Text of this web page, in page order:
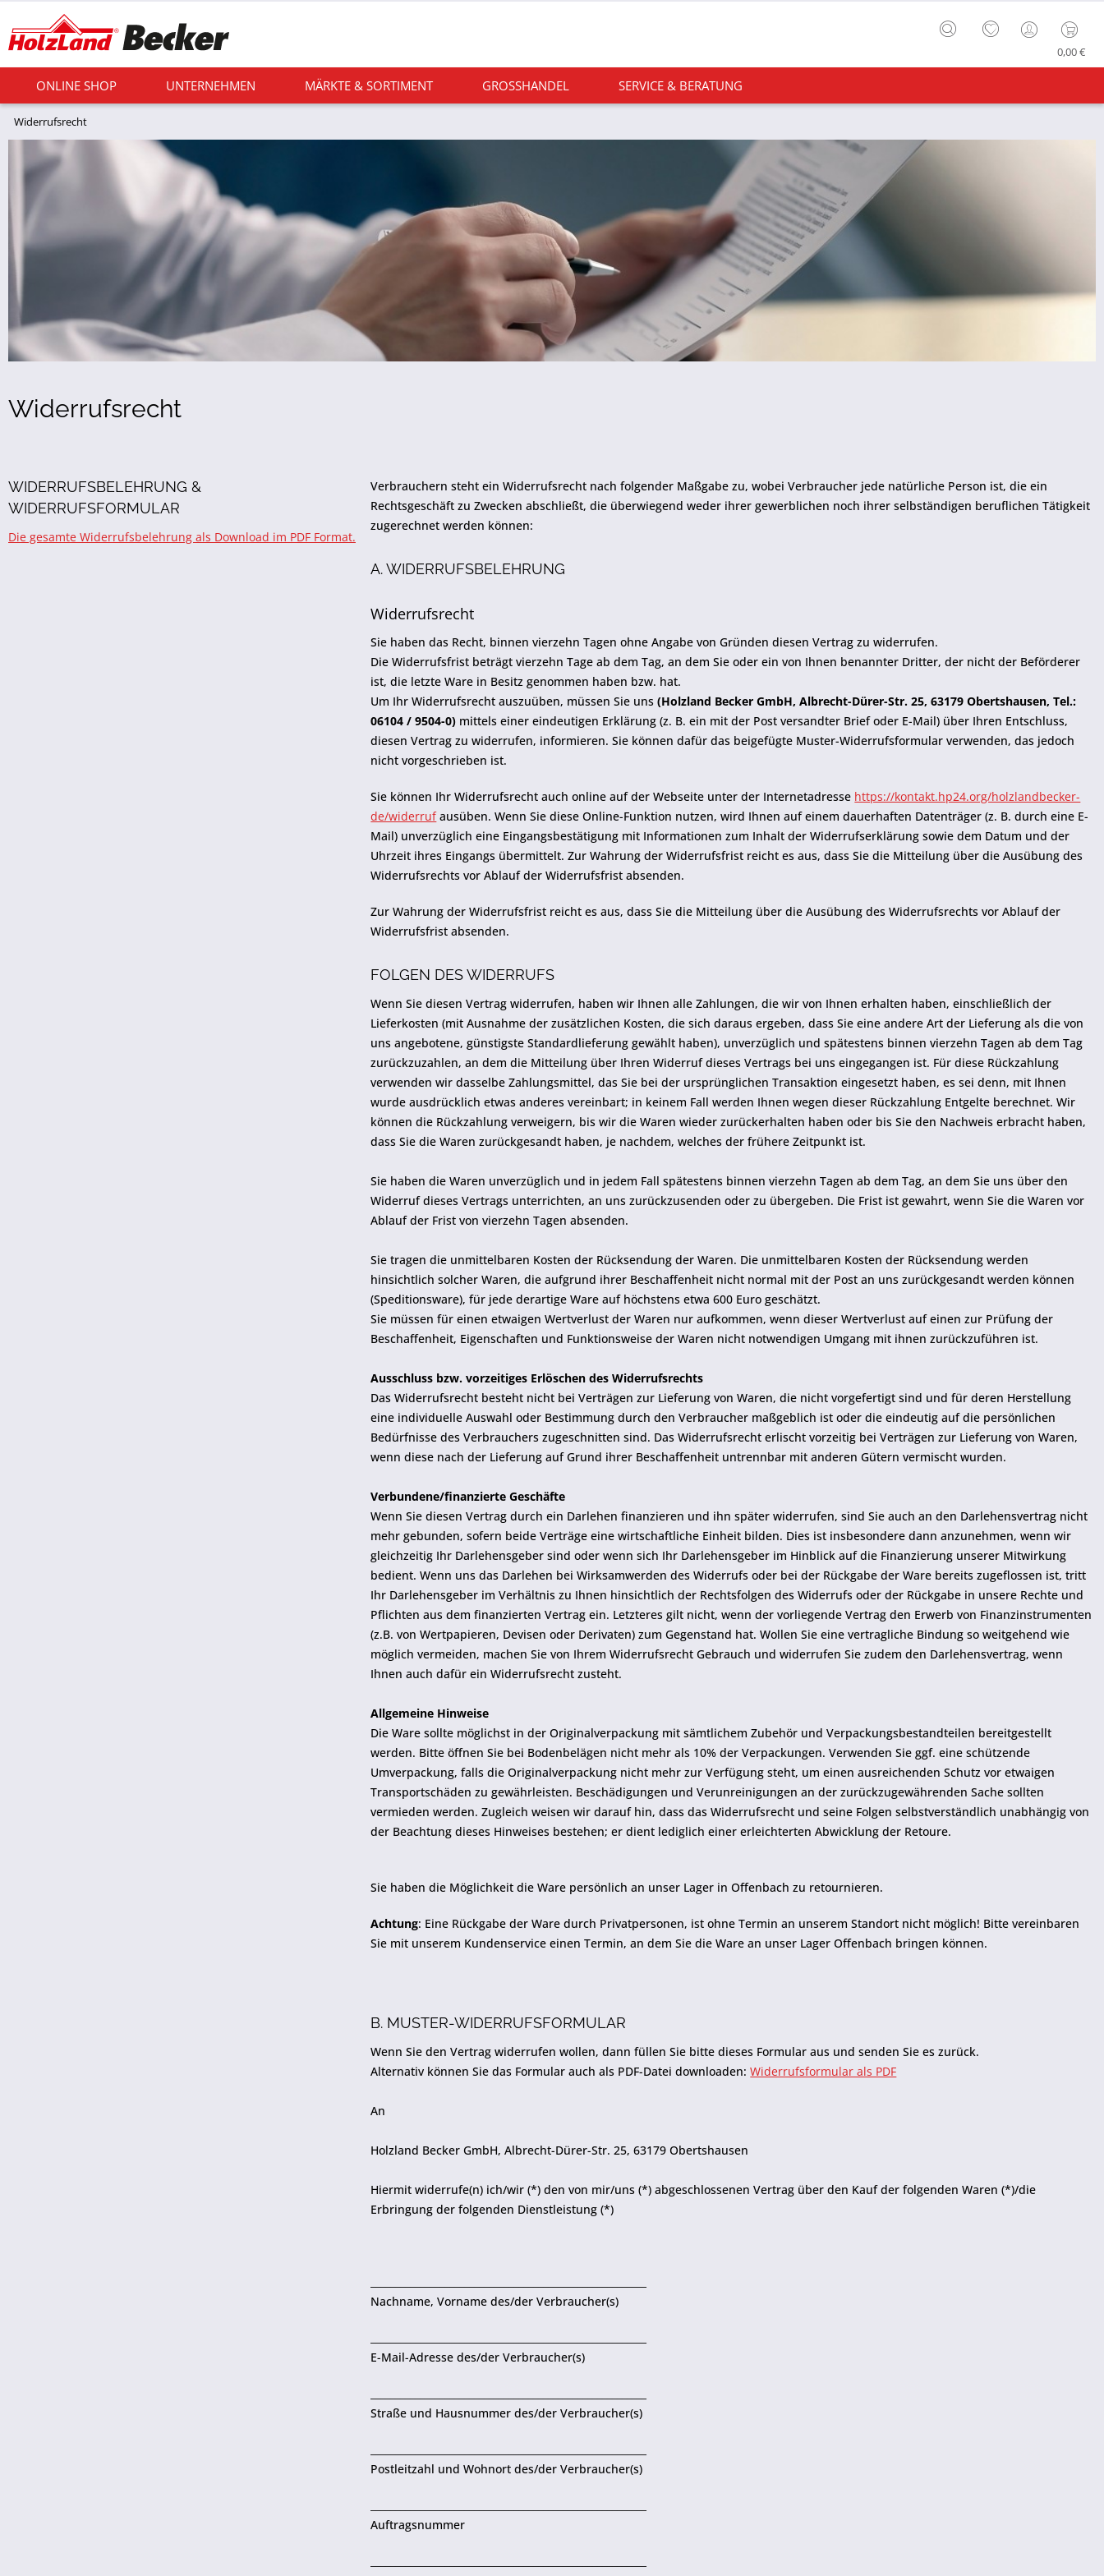
0,00 €
ONLINE SHOP UNTERNEHMEN MÄRKTE & SORTIMENT GROSSHANDEL SERVICE & BERATUNG
Widerrufsrecht
Widerrufsrecht
WIDERRUFSBELEHRUNG &
WIDERRUFSFORMULAR
Die gesamte Widerrufsbelehrung als Download im PDF Format.
Verbrauchern steht ein Widerrufsrecht nach folgender Maßgabe zu, wobei Verbraucher jede natürliche Person ist, die ein
Rechtsgeschäft zu Zwecken abschließt, die überwiegend weder ihrer gewerblichen noch ihrer selbständigen beruflichen Tätigkeit
zugerechnet werden können:
A. WIDERRUFSBELEHRUNG
Widerrufsrecht
Sie haben das Recht, binnen vierzehn Tagen ohne Angabe von Gründen diesen Vertrag zu widerrufen.
Die Widerrufsfrist beträgt vierzehn Tage ab dem Tag, an dem Sie oder ein von Ihnen benannter Dritter, der nicht der Beförderer
ist, die letzte Ware in Besitz genommen haben bzw. hat.
Um Ihr Widerrufsrecht auszuüben, müssen Sie uns(Holzland Becker GmbH, Albrecht-Dürer-Str. 25, 63179 Obertshausen, Tel.:
06104 / 9504-0) mittels einer eindeutigen Erklärung (z. B. ein mit der Post versandter Brief oder E-Mail) über Ihren Entschluss,
diesen Vertrag zu widerrufen, informieren. Sie können dafür das beigefügte Muster-Widerrufsformular verwenden, das jedoch
nicht vorgeschrieben ist.
Sie können Ihr Widerrufsrecht auch online auf der Webseite unter der Internetadresse https://kontakt.hp24.org/holzlandbecker-
de/widerrufausüben. Wenn Sie diese Online-Funktion nutzen, wird Ihnen auf einem dauerhaften Datenträger (z. B. durch eine E-
Mail) unverzüglich eine Eingangsbestätigung mit Informationen zum Inhalt der Widerrufserklärung sowie dem Datum und der
Uhrzeit ihres Eingangs übermittelt. Zur Wahrung der Widerrufsfrist reicht es aus, dass Sie die Mitteilung über die Ausübung des
Widerrufsrechts vor Ablauf der Widerrufsfrist absenden.
Zur Wahrung der Widerrufsfrist reicht es aus, dass Sie die Mitteilung über die Ausübung des Widerrufsrechts vor Ablauf der
Widerrufsfrist absenden.
FOLGEN DES WIDERRUFS
Wenn Sie diesen Vertrag widerrufen, haben wir Ihnen alle Zahlungen, die wir von Ihnen erhalten haben, einschließlich der
Lieferkosten (mit Ausnahme der zusätzlichen Kosten, die sich daraus ergeben, dass Sie eine andere Art der Lieferung als die von
uns angebotene, günstigste Standardlieferung gewählt haben), unverzüglich und spätestens binnen vierzehn Tagen ab dem Tag
zurückzuzahlen, an dem die Mitteilung über Ihren Widerruf dieses Vertrags bei uns eingegangen ist. Für diese Rückzahlung
verwenden wir dasselbe Zahlungsmittel, das Sie bei der ursprünglichen Transaktion eingesetzt haben, es sei denn, mit Ihnen
wurde ausdrücklich etwas anderes vereinbart; in keinem Fall werden Ihnen wegen dieser Rückzahlung Entgelte berechnet. Wir
können die Rückzahlung verweigern, bis wir die Waren wieder zurückerhalten haben oder bis Sie den Nachweis erbracht haben,
dass Sie die Waren zurückgesandt haben, je nachdem, welches der frühere Zeitpunkt ist.
Sie haben die Waren unverzüglich und in jedem Fall spätestens binnen vierzehn Tagen ab dem Tag, an dem Sie uns über den
Widerruf dieses Vertrags unterrichten, an uns zurückzusenden oder zu übergeben. Die Frist ist gewahrt, wenn Sie die Waren vor
Ablauf der Frist von vierzehn Tagen absenden.
Sie tragen die unmittelbaren Kosten der Rücksendung der Waren. Die unmittelbaren Kosten der Rücksendung werden
hinsichtlich solcher Waren, die aufgrund ihrer Beschaffenheit nicht normal mit der Post an uns zurückgesandt werden können
(Speditionsware), für jede derartige Ware auf höchstens etwa 600 Euro geschätzt.
Sie müssen für einen etwaigen Wertverlust der Waren nur aufkommen, wenn dieser Wertverlust auf einen zur Prüfung der
Beschaffenheit, Eigenschaften und Funktionsweise der Waren nicht notwendigen Umgang mit ihnen zurückzuführen ist.
Ausschluss bzw. vorzeitiges Erlöschen des Widerrufsrechts
Das Widerrufsrecht besteht nicht bei Verträgen zur Lieferung von Waren, die nicht vorgefertigt sind und für deren Herstellung
eine individuelle Auswahl oder Bestimmung durch den Verbraucher maßgeblich ist oder die eindeutig auf die persönlichen
Bedürfnisse des Verbrauchers zugeschnitten sind. Das Widerrufsrecht erlischt vorzeitig bei Verträgen zur Lieferung von Waren,
wenn diese nach der Lieferung auf Grund ihrer Beschaffenheit untrennbar mit anderen Gütern vermischt wurden.
Verbundene/finanzierte Geschäfte
Wenn Sie diesen Vertrag durch ein Darlehen finanzieren und ihn später widerrufen, sind Sie auch an den Darlehensvertrag nicht
mehr gebunden, sofern beide Verträge eine wirtschaftliche Einheit bilden. Dies ist insbesondere dann anzunehmen, wenn wir
gleichzeitig Ihr Darlehensgeber sind oder wenn sich Ihr Darlehensgeber im Hinblick auf die Finanzierung unserer Mitwirkung
bedient. Wenn uns das Darlehen bei Wirksamwerden des Widerrufs oder bei der Rückgabe der Ware bereits zugeflossen ist, tritt
Ihr Darlehensgeber im Verhältnis zu Ihnen hinsichtlich der Rechtsfolgen des Widerrufs oder der Rückgabe in unsere Rechte und
Pflichten aus dem finanzierten Vertrag ein. Letzteres gilt nicht, wenn der vorliegende Vertrag den Erwerb von Finanzinstrumenten
(z.B. von Wertpapieren, Devisen oder Derivaten) zum Gegenstand hat. Wollen Sie eine vertragliche Bindung so weitgehend wie
möglich vermeiden, machen Sie von Ihrem Widerrufsrecht Gebrauch und widerrufen Sie zudem den Darlehensvertrag, wenn
Ihnen auch dafür ein Widerrufsrecht zusteht.
Allgemeine Hinweise
Die Ware sollte möglichst in der Originalverpackung mit sämtlichem Zubehör und Verpackungsbestandteilen bereitgestellt
werden. Bitte öffnen Sie bei Bodenbelägen nicht mehr als 10% der Verpackungen. Verwenden Sie ggf. eine schützende
Umverpackung, falls die Originalverpackung nicht mehr zur Verfügung steht, um einen ausreichenden Schutz vor etwaigen
Transportschäden zu gewährleisten. Beschädigungen und Verunreinigungen an der zurückzugewährenden Sache sollten
vermieden werden. Zugleich weisen wir darauf hin, dass das Widerrufsrecht und seine Folgen selbstverständlich unabhängig von
der Beachtung dieses Hinweises bestehen; er dient lediglich einer erleichterten Abwicklung der Retoure.
Sie haben die Möglichkeit die Ware persönlich an unser Lager in Offenbach zu retournieren.
Achtung: Eine Rückgabe der Ware durch Privatpersonen, ist ohne Termin an unserem Standort nicht möglich! Bitte vereinbaren
Sie mit unserem Kundenservice einen Termin, an dem Sie die Ware an unser Lager Offenbach bringen können.
B. MUSTER-WIDERRUFSFORMULAR
Wenn Sie den Vertrag widerrufen wollen, dann füllen Sie bitte dieses Formular aus und senden Sie es zurück.
Alternativ können Sie das Formular auch als PDF-Datei downloaden:Widerrufsformular als PDF
An
Holzland Becker GmbH, Albrecht-Dürer-Str. 25, 63179 Obertshausen
Hiermit widerrufe(n) ich/wir (*) den von mir/uns (*) abgeschlossenen Vertrag über den Kauf der folgenden Waren (*)/die
Erbringung der folgenden Dienstleistung (*)
Nachname, Vorname des/der Verbraucher(s)
E-Mail-Adresse des/der Verbraucher(s)
Straße und Hausnummer des/der Verbraucher(s)
Postleitzahl und Wohnort des/der Verbraucher(s)
Auftragsnummer